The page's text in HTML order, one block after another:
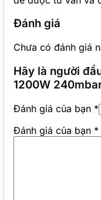
Đánh giá
Chưa có đánh giá
Hãy là người
1200W
Đánh giá của bạn *
Đánh giá của bạn *